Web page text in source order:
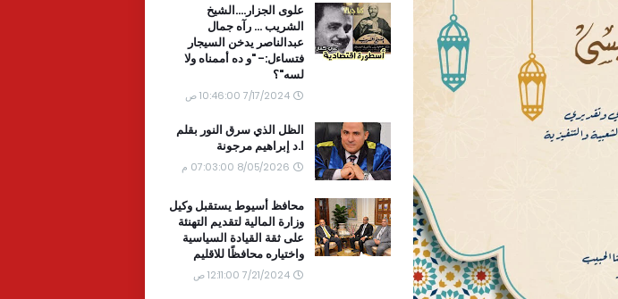
علوى الجزار....الشيخ
الشريب ... رآه جمال
عبدالناصر يدخن السيجار
فتساءل:- "و ده أممناه ولا
لسه"؟
7/17/2024 10:46:00 ص
الظل الذي سرق النور بقلم
ا.د إبراهيم مرجونة
8/05/2026 07:03:00 م
محافظ أسيوط يستقبل وكيل
وزارة المالية لتقديم التهنئة
على ثقة القيادة السياسية
واختياره محافظًا للاقليم
7/21/2024 12:11:00 ص